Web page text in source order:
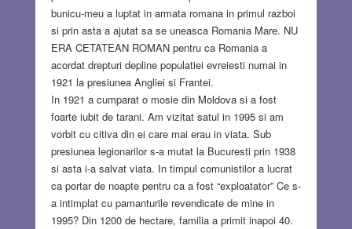
bunicu-meu a luptat in armata romana in primul razboi
si prin asta a ajutat sa se uneasca Romania Mare. NU
ERA CETATEAN ROMAN pentru ca Romania a
acordat drepturi depline populatiei evreiesti numai in
1921 la presiunea Angliei si Frantei.
In 1921 a cumparat o mosie din Moldova si a fost
foarte iubit de tarani. Am vizitat satul in 1995 si am
vorbit cu citiva din ei care mai erau in viata. Sub
presiunea legionarilor s-a mutat la Bucuresti prin 1938
si asta i-a salvat viata. In timpul comunistilor a lucrat
ca portar de noapte pentru ca a fost “exploatator” Ce s-
a intimplat cu pamanturile revendicate de mine in
1995? Din 1200 de hectare, familia a primit inapoi 40.